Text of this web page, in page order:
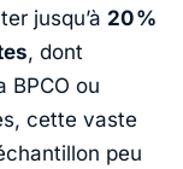
jusqu’à 20 %
, dont
BPCO ou
cette vaste
peu